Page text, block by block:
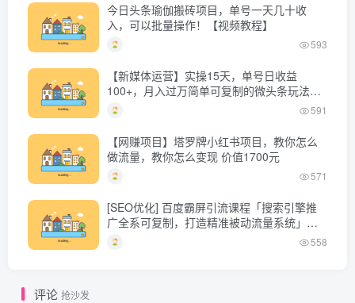
今日头条瑜伽搬砖项目，单号一天几十收
入，可以批量操作！【视频教程】
593
【新媒体运营】实操15天，单号日收益
100+，月入过万简单可复制的微头条玩法
【付费文章】
591
【网赚项目】塔罗牌小红书项目，教你怎么
做流量，教你怎么变现 价值1700元
571
[SEO优化] 百度霸屏引流课程「搜索引擎推
广全系可复制，打造精准被动流量系统」附
带工具
558
评论 抢沙发